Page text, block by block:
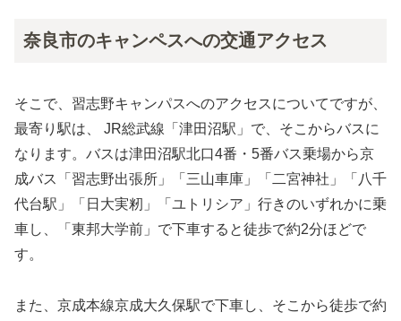
奈良市のキャンペスへの交通アクセス
そこで、習志野キャンパスへのアクセスについてですが、
最寄り駅は、 JR総武線「津田沼駅」で、そこからバスに
なります。バスは津田沼駅北口4番・5番バス乗場から京
成バス「習志野出張所」「三山車庫」「二宮神社」「八千
代台駅」「日大実籾」「ユトリシア」行きのいずれかに乗
車し、「東邦大学前」で下車すると徒歩で約2分ほどで
す。
また、京成本線京成大久保駅で下車し、そこから徒歩で約